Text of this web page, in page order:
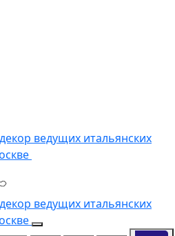
ведущих итальянских
ведущих итальянских